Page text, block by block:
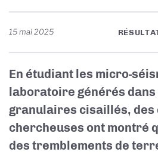
15 mai 2025
En étudiant les micro-
laboratoire générés dans
granulaires cisaillés,
chercheuses ont montré
des tremblements de